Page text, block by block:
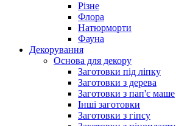
Різне
Флора
Натюрморти
Фауна
Декорування
Основа для декору
Заготовки під ліпку
Заготовки з дерева
Заготовки з пап'є маше
Інші заготовки
Заготовки з гіпсу